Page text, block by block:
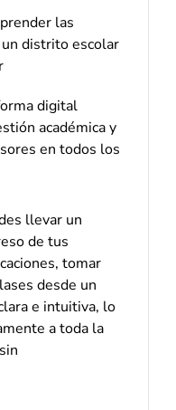
las
distrito escolar
digital
académica y
en todos los
llevar un
de tus
tomar
desde un
e intuitiva, lo
a toda la